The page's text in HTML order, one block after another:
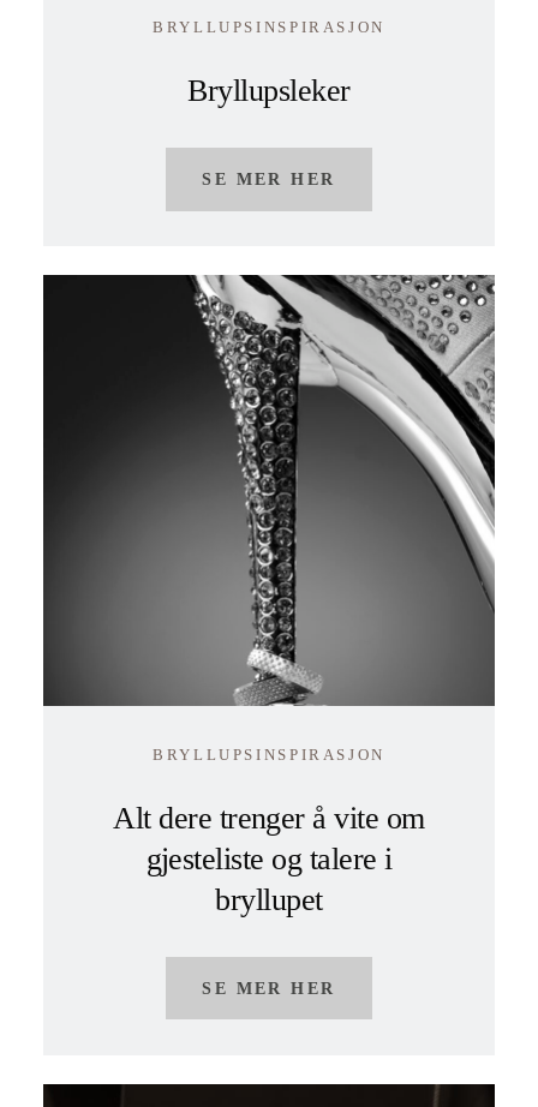
BRYLLUPSINSPIRASJON
Bryllupsleker
SE MER HER
BRYLLUPSINSPIRASJON
Alt dere trenger å vite om
gjesteliste og talere i
bryllupet
SE MER HER